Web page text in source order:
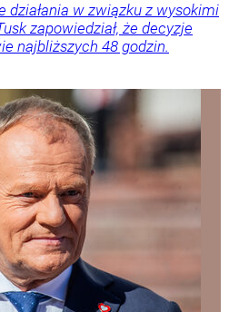
działania w związku z wysokimi
zapowiedział, że decyzje
najbliższych 48 godzin.